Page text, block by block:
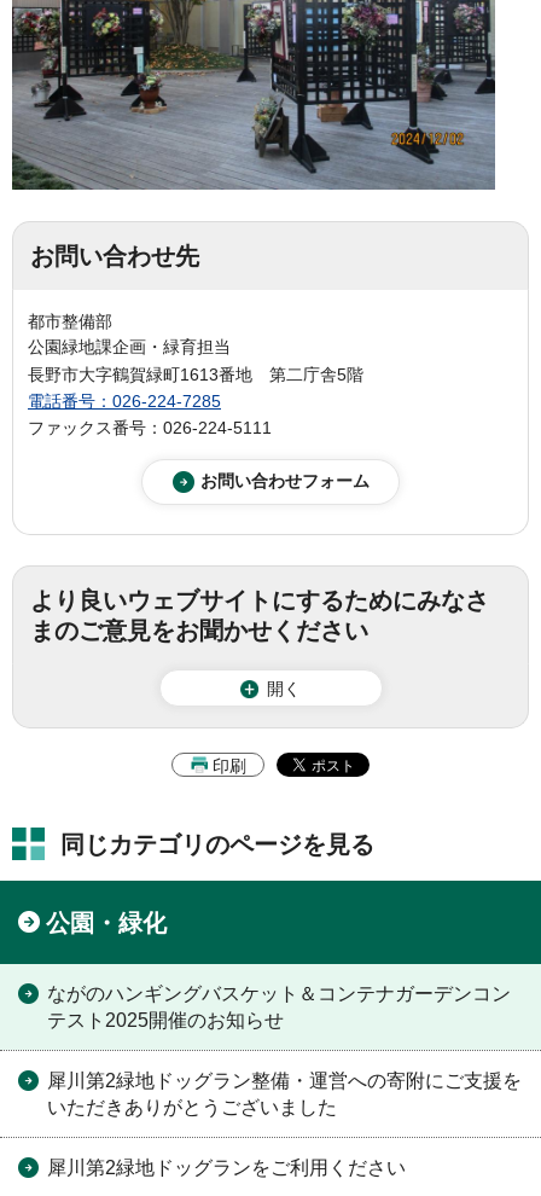
お問い合わせ先
都市整備部
公園緑地課企画・緑育担当
長野市大字鶴賀緑町1613番地 第二庁舎5階
電話番号：026-224-7285
ファックス番号：026-224-5111
より良いウェブサイトにするためにみなさ
まのご意見をお聞かせください
開く
印刷
同じカテゴリのページを見る
公園・緑化
ながのハンギングバスケット＆コンテナガーデンコン
テスト2025開催のお知らせ
犀川第2緑地ドッグラン整備・運営への寄附にご支援を
いただきありがとうございました
犀川第2緑地ドッグランをご利用ください